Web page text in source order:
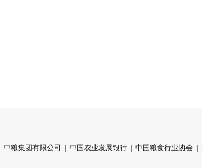
中粮集团有限公司 中国农业发展银行 中国粮食行业协会